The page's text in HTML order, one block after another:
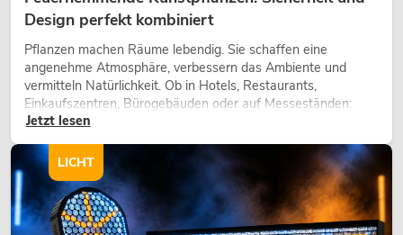
299,00
Design perfekt kombiniert
Pflanzen machen Räume lebendig. Sie schaffen eine
angenehme Atmosphäre, verbessern das Ambiente und
vermitteln Natürlichkeit. Ob in Hotels, Restaurants,
Einkaufszentren, Bürogebäuden oder auf Messeständen:
eine hochwertige Begrünung gehört heute längst zum
Jetzt lesen
LICHT